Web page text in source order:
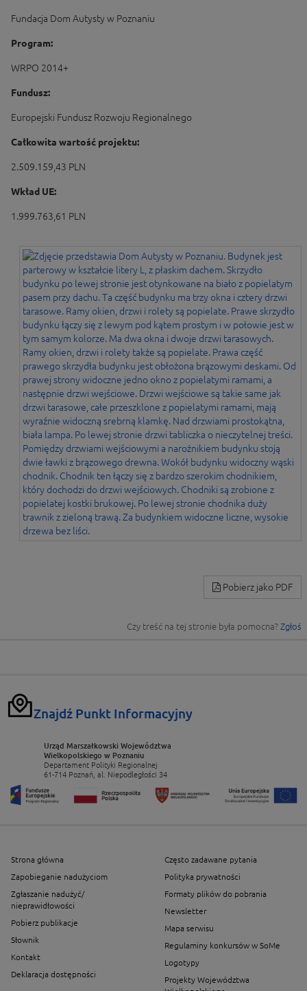
Fundacja Dom Autysty w Poznaniu
Program:
WRPO 2014+
Fundusz:
Europejski Fundusz Rozwoju Regionalnego
Całkowita wartość projektu:
2.509.159,43 PLN
Wkład UE:
1.999.763,61 PLN
Pobierz jako PDF
Czy treść na tej stronie była pomocna? Zgłoś
Znajdź Punkt Informacyjny
Urząd Marszałkowski Województwa
Wielkopolskiego w Poznaniu
Departament Polityki Regionalnej
61-714 Poznań, al. Niepodległości 34
Strona główna
Zapobieganie nadużyciom
Zgłaszanie nadużyć/
nieprawidłowości
Pobierz publikacje
Słownik
Kontakt
Deklaracja dostępności
Często zadawane pytania
Polityka prywatności
Formaty plików do pobrania
Newsletter
Mapa serwisu
Regulaminy konkursów w SoMe
Logotypy
Projekty Województwa